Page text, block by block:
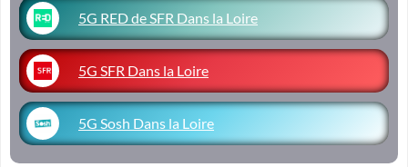
5G RED de SFR Dans la Loire
5G SFR Dans la Loire
5G Sosh Dans la Loire